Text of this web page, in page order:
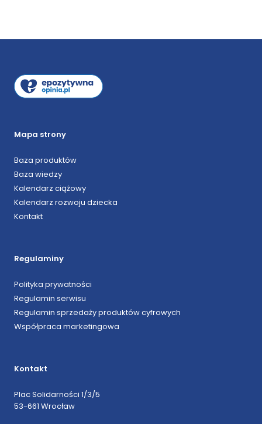
Mapa strony
Baza produktów
Baza wiedzy
Kalendarz ciążowy
Kalendarz rozwoju dziecka
Kontakt
Regulaminy
Polityka prywatności
Regulamin serwisu
Regulamin sprzedaży produktów cyfrowych
Współpraca marketingowa
Kontakt
Plac Solidarności 1/3/5
53-661 Wrocław